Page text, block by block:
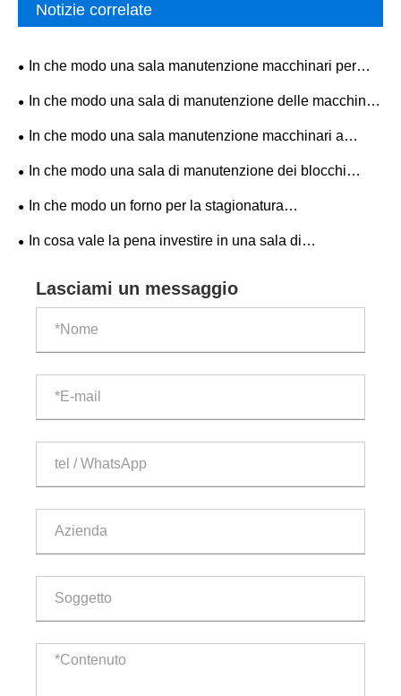
Notizie correlate
In che modo una sala manutenzione macchinari per
mattoni in cemento può migliorare l'affidabilità delle
In che modo una sala di manutenzione delle macchine
per mattoni con struttura in acciaio può migliorare
In che modo una sala manutenzione macchinari a
blocco può migliorare l'affidabilità delle apparecchiature e
In che modo una sala di manutenzione dei blocchi
migliora l'efficienza e la sicurezza nella produzione di
In che modo un forno per la stagionatura
completamente automatico della macchina per mattoni
In cosa vale la pena investire in una sala di
Lasciami un messaggio